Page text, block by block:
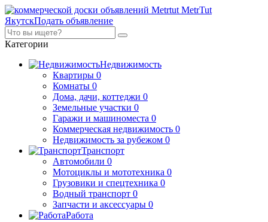
MetrTut
ЯкутскПодать объявление
Категории
Недвижимость
Квартиры 0
Комнаты 0
Дома, дачи, коттеджи 0
Земельные участки 0
Гаражи и машиноместа 0
Коммерческая недвижимость 0
Недвижимость за рубежом 0
Транспорт
Автомобили 0
Мотоциклы и мототехника 0
Грузовики и спецтехника 0
Водный транспорт 0
Запчасти и аксессуары 0
Работа